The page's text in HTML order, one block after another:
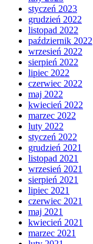
styczeń 2023
grudzień 2022
listopad 2022
październik 2022
wrzesień 2022
sierpień 2022
lipiec 2022
czerwiec 2022
maj 2022
kwiecień 2022
marzec 2022
luty 2022
styczeń 2022
grudzień 2021
listopad 2021
wrzesień 2021
sierpień 2021
lipiec 2021
czerwiec 2021
maj 2021
kwiecień 2021
marzec 2021